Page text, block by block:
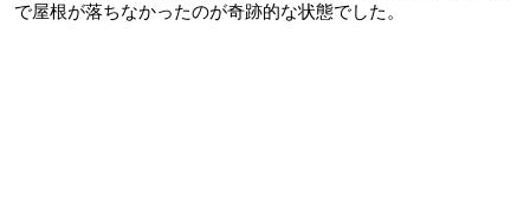
で屋根が落ちなかったのが奇跡的な状態でした。